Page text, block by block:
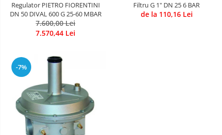
Regulator PIETRO FIORENTINI
DN 50 DIVAL 600 G 25-60 MBAR
7.600,00 Lei
7.570,44 Lei
Filtru G 1" DN 25 6 BAR
de la 110,16 Lei
-7%